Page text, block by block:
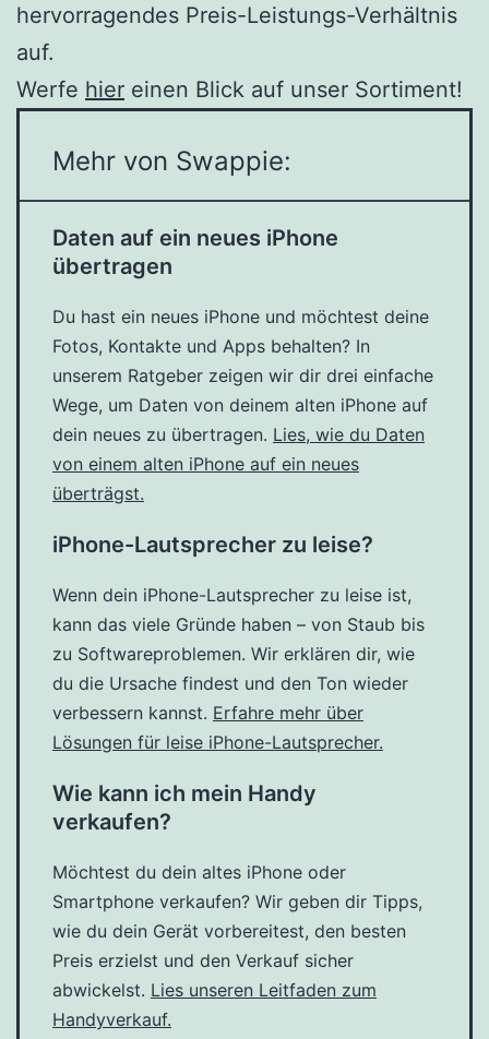
hervorragendes Preis-Leistungs-Verhältnis
auf.
Werfe hier einen Blick auf unser Sortiment!
Mehr von Swappie:
Daten auf ein neues iPhone
übertragen
Du hast ein neues iPhone und möchtest deine
Fotos, Kontakte und Apps behalten? In
unserem Ratgeber zeigen wir dir drei einfache
Wege, um Daten von deinem alten iPhone auf
dein neues zu übertragen. Lies, wie du Daten
von einem alten iPhone auf ein neues
überträgst.
iPhone-Lautsprecher zu leise?
Wenn dein iPhone-Lautsprecher zu leise ist,
kann das viele Gründe haben – von Staub bis
zu Softwareproblemen. Wir erklären dir, wie
du die Ursache findest und den Ton wieder
verbessern kannst. Erfahre mehr über
Lösungen für leise iPhone-Lautsprecher.
Wie kann ich mein Handy
verkaufen?
Möchtest du dein altes iPhone oder
Smartphone verkaufen? Wir geben dir Tipps,
wie du dein Gerät vorbereitest, den besten
Preis erzielst und den Verkauf sicher
abwickelst. Lies unseren Leitfaden zum
Handyverkauf.